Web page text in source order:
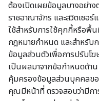
ต้องเปิดเผยข้อมูลบางอย่าง
ราชอาณาจักร และสวิตเซอ
ใช้สำหรับการใช้คุกกี้หรือพื้
กฎหมายกำหนด และสำหรับ
ข้อมูลส่วนตัวเพื่อการปรับโ
เป็นผลมาจากข้อกำหนดด้า
คุ้มครองข้อมูลส่วนบุคคลขอ
คุณมีหน้าที่ ตรวจสอบว่ามีก